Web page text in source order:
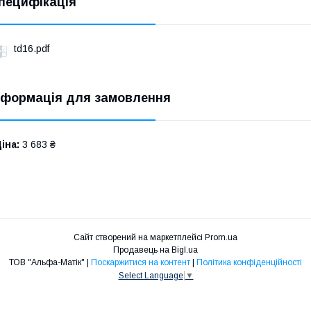
td16.pdf
для замовлення
3 683 ₴
Сайт створений на маркетплейсі Prom.ua
Продавець на Bigl.ua
ТОВ "Альфа-Матік" | Поскаржитися на контент | Політика конфіденційності
Select Language ▼